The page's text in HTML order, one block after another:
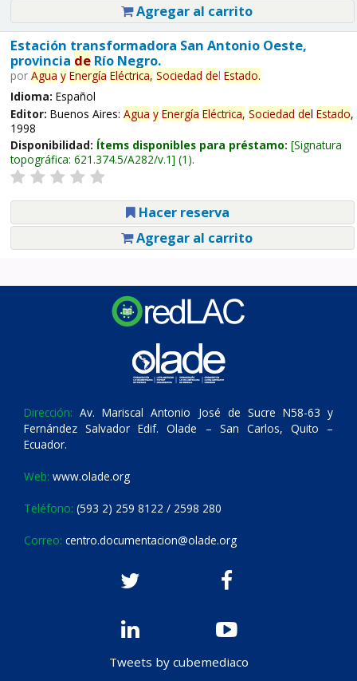
Agregar al carrito
Estación transformadora San Antonio Oeste,
provincia deRío Negro.
por Agua y Energía Eléctrica, Sociedad del Estado.
Idioma: Español
Editor: Buenos Aires: Agua y Energía Eléctrica, Sociedad del Estado,
1998
Disponibilidad: Ítems disponibles para préstamo: Signatura
topográfica: 621.374.5/A282/v.1 (1).
Hacer reserva
Agregar al carrito
Dirección: Av. Mariscal Antonio José de Sucre N58-63 y
Fernández Salvador Edif. Olade – San Carlos, Quito –
Ecuador.
Web: www.olade.org
Teléfono: (593 2) 259 8122 / 2598 280
Correo: centro.documentacion@olade.org
Tweets by cubemediaco